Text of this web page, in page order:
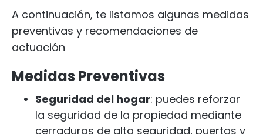
A continuación, te listamos algunas medidas
preventivas y recomendaciones de
actuación
Medidas Preventivas
Seguridad del hogar: puedes reforzar
la seguridad de la propiedad mediante
cerraduras de alta seguridad, puertas y